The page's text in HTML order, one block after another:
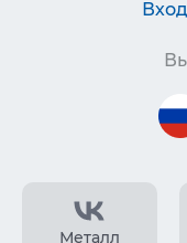
Металл